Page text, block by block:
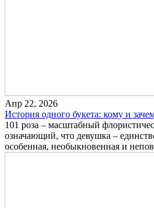
Апр 22, 2026
История одного букета: кому и
101 роза – масштабный
означающий, что девушка –
особенная, необыкновенная и